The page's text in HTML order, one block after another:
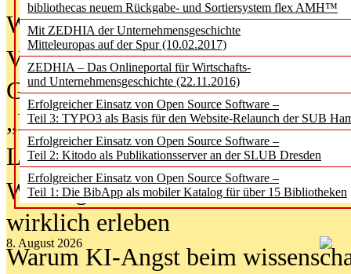
bibliothecas neuem Rückgabe- und Sortiersystem flex AMH™
Mit ZEDHIA der Unternehmensgeschichte
Mitteleuropas auf der Spur (10.02.2017)
ZEDHIA – Das Onlineportal für Wirtschafts-
und Unternehmensgeschichte (22.11.2016)
Erfolgreicher Einsatz von Open Source Software –
Teil 3: TYPO3 als Basis für den Website-Relaunch der SUB
Erfolgreicher Einsatz von Open Source Software –
Teil 2: Kitodo als Publikationsserver an der SLUB Dresden
Erfolgreicher Einsatz von Open Source Software –
Teil 1: Die BibApp als mobiler Katalog für über 15 Bibliotheken
8. August 2026
Wenn Bots katalogisieren
Von Abschlusskleidern bis
Geisterjagd-Ausrüstung in der
„Library of Things“ unterwegs
Lesen als Infrastrukturaufgabe
Wie Jugendliche Social Media
wirklich erleben
Warum KI-Angst beim